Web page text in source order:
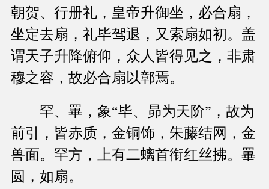
朝贺、行册礼，皇帝升御坐，必合扇，
坐定去扇，礼毕驾退，又索扇如初。盖
谓天子升降俯仰，众人皆得见之，非肃
穆之容，故必合扇以鄣焉。
罕、罼，象“毕、昴为天阶”，故为
前引，皆赤质，金铜饰，朱藤结网，金
兽面。罕方，上有二螭首衔红丝拂。罼
圆，如扇。